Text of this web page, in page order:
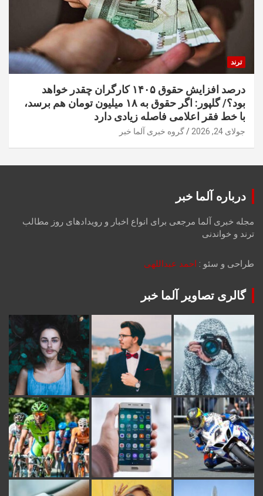
ترند
درصد افزایش حقوق ۱۴۰۵ کارگران چقدر خواهد
بود؟/ گلپور: اگر حقوق به ۱۸ میلیون تومان هم برسد،
با خط فقر اعلامی فاصله زیادی دارد
جولای 24, 2026 گروه خبری آلما خبر
درباره آلما خبر
مجله خبری آلما مرجعی برای انواع اخبار و رویدادهای روز مطالب
ترند و خواندنی
طراحی و سئو : احمد عبداللهی
گالری تصاویر آلما خبر